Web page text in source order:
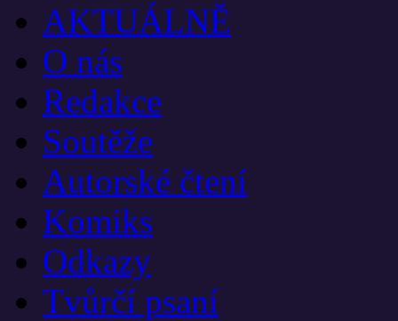
AKTUÁLNĚ
O nás
Redakce
Soutěže
Autorské čtení
Komiks
Odkazy
Tvůrčí psaní